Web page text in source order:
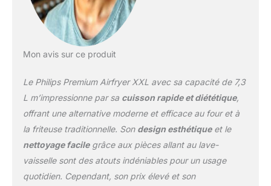
téléchargez notre
application HomeID pour
absolue simplicité de vos
CROUSTILLANT À
L'EXTÉRIEUR,
MOELLEUX À
L'INTÉRIEUR : la
technologie Rapid Air fait
circuler l'air chaud pour
des aliments croustillants
Mon avis sur ce produit
Le Philips Premium Airfryer XXL avec sa capacité de 7,3
L m’impressionne par sa cuisson rapide et diététique,
offrant une alternative moderne et efficace au four et à
la friteuse traditionnelle. Son design esthétiqueet le
nettoyage facilegrâce aux pièces allant au lave-
vaisselle sont des atouts indéniables pour un usage
quotidien. Cependant, son prix élevé et son